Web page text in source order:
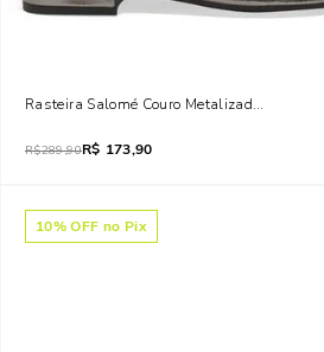
Rasteira Salomé Couro Metalizado Prata
R$289,90R$ 173,90
10% OFF no Pix